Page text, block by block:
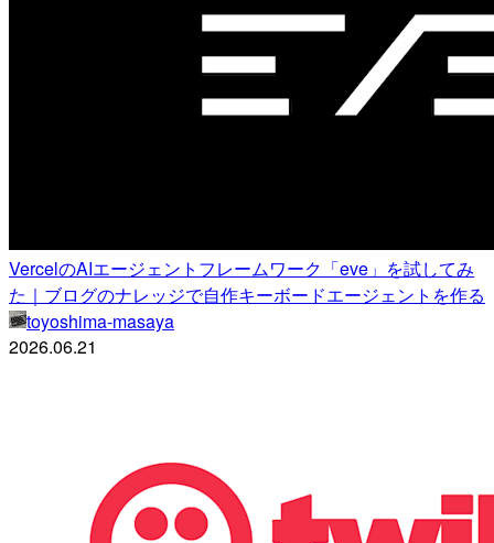
VercelのAIエージェントフレームワーク「eve」を試してみ
た｜ブログのナレッジで自作キーボードエージェントを作る
toyoshima-masaya
2026.06.21